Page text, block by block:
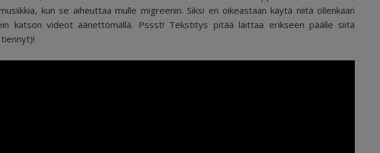
kun se aiheuttaa mulle migreenin. Siksi en oikeastaan käytä niitä ollenkaan
katson videot äänettömällä. Pssst! Tekstitys pitää laittaa erikseen päälle siitä